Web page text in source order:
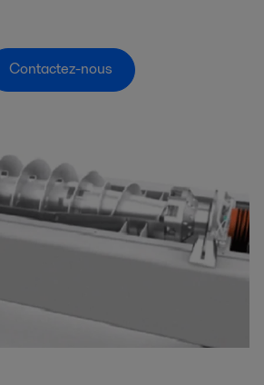
Contactez-nous